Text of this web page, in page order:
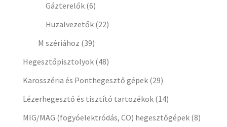
Gázterelők (6)
Huzalvezetők (22)
M szériához (39)
Hegesztőpisztolyok (48)
Karosszéria és Ponthegesztő gépek (29)
Lézerhegesztő és tisztító tartozékok (14)
MIG/MAG (fogyóelektródás, CO) hegesztőgépek (8)